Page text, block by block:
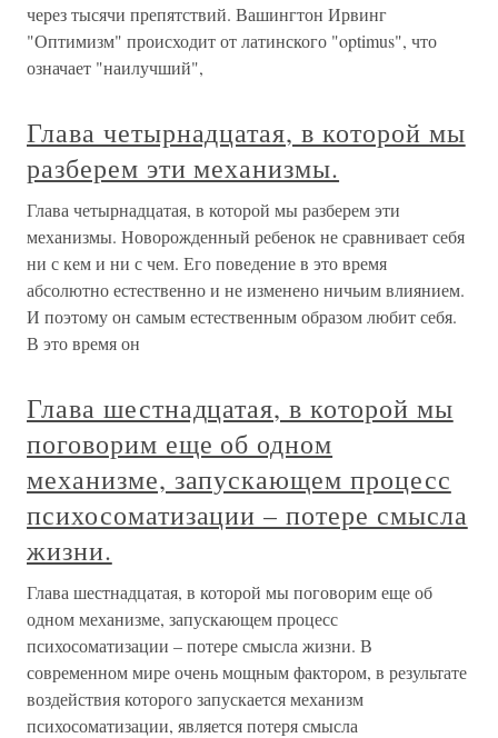
через тысячи препятствий. Вашингтон Ирвинг
"Оптимизм" происходит от латинского "optimus", что
означает "наилучший",
Глава четырнадцатая, в которой мы
разберем эти механизмы.
Глава четырнадцатая, в которой мы разберем эти
механизмы. Новорожденный ребенок не сравнивает себя
ни с кем и ни с чем. Его поведение в это время
абсолютно естественно и не изменено ничьим влиянием.
И поэтому он самым естественным образом любит себя.
В это время он
Глава шестнадцатая, в которой мы
поговорим еще об одном
механизме, запускающем процесс
психосоматизации – потере смысла
жизни.
Глава шестнадцатая, в которой мы поговорим еще об
одном механизме, запускающем процесс
психосоматизации – потере смысла жизни. В
современном мире очень мощным фактором, в результате
воздействия которого запускается механизм
психосоматизации, является потеря смысла